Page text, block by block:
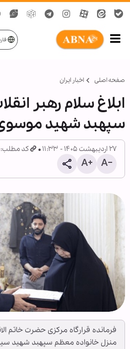
صفحه اصلی اخبار ایران
ابلاغ سلام رهبر
سپهبد شهید
۲۷ اردیبهشت ۱۴۰۵ - ۱۱:۳۳ کد مطلب: 1815215
فرمانده قرارگاه مرکزی حضرت خاتم
منزل خانواده معظم سپهبد شهید